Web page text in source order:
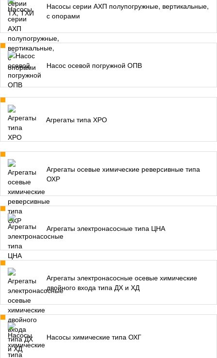
Насосы серии АХП полупогружные, вертикальные,
с опорами
Насос осевой погружной ОПВ
Агрегаты типа ХРО
Агрегаты осевые химические реверсивные типа
ОХР
Агрегаты электронасосные типа ЦНА
Агрегаты электронасосные осевые химические
двойного входа типа ДХ и ХД
Насосы химические типа ОХГ